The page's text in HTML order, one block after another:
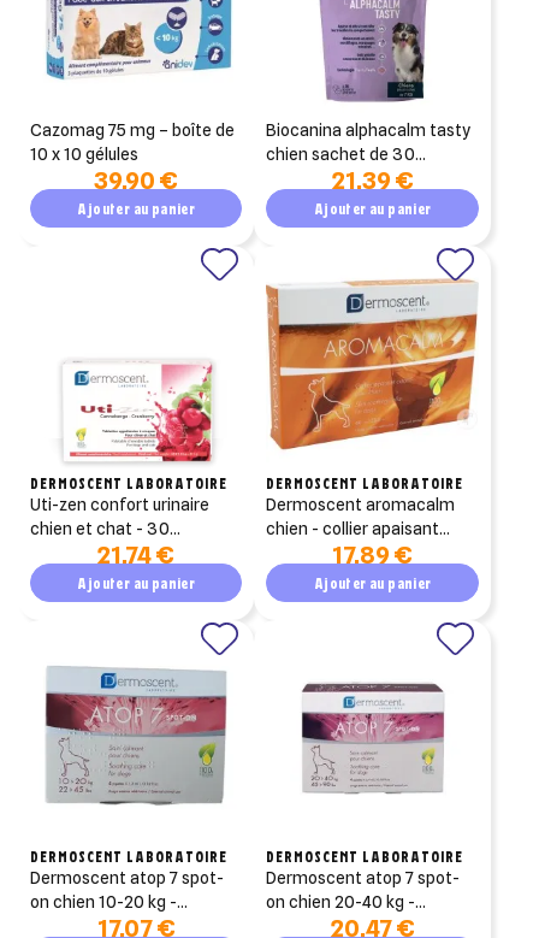
cazomag 75 mg – boîte de
10 x 10 gélules
39,90 €
Ajouter au panier
biocanina alphacalm tasty
chien sachet de 30
bouchées21,39 €
Ajouter au panier
DERMOSCENT LABORATOIRE
uti-zen confort urinaire
chien et chat - 30
comprimés appétents -
dermoscent
21,74 €
Ajouter au panier
DERMOSCENT LABORATOIRE
dermoscent aromacalm
chien - collier apaisant
peau & stress - 60 cm
17,89 €
Ajouter au panier
DERMOSCENT LABORATOIRE
dermoscent atop 7 spot-
on chien 10-20 kg -
apaisant cutané naturel -
17,07 €
DERMOSCENT LABORATOIRE
dermoscent atop 7 spot-
on chien 20-40 kg -
apaisant cutané naturel -
20,47 €